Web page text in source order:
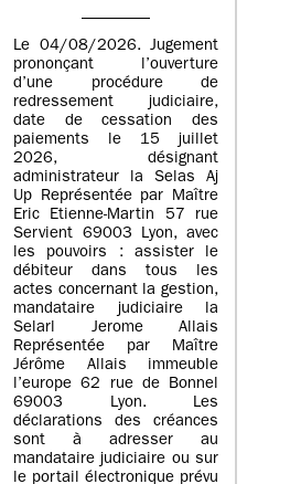
Le 04/08/2026. Jugement
prononçant l’ouverture
d’une procédure de
redressement judiciaire,
date de cessation des
paiements le 15 juillet
2026, désignant
administrateur la Selas Aj
Up Représentée par Maître
Eric Etienne-Martin 57 rue
Servient 69003 Lyon, avec
les pouvoirs : assister le
débiteur dans tous les
actes concernant la gestion,
mandataire judiciaire la
Selarl Jerome Allais
Représentée par Maître
Jérôme Allais immeuble
l’europe 62 rue de Bonnel
69003 Lyon. Les
déclarations des créances
sont à adresser au
mandataire judiciaire ou sur
le portail électronique prévu